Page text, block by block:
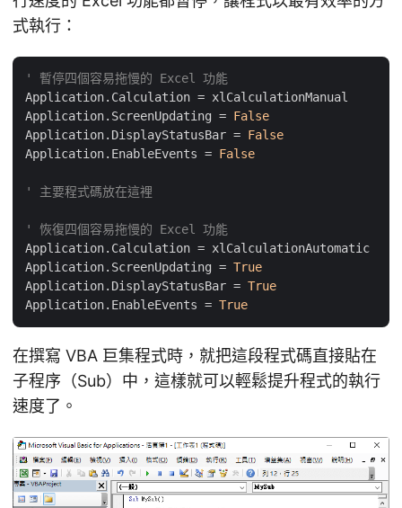
式執行：
' 暫停四個容易拖慢的 Excel 功能
Application.Calculation = xlCalculationManual
Application.ScreenUpdating = False
Application.DisplayStatusBar = False
Application.EnableEvents = False
' 主要程式碼放在這裡
' 恢復四個容易拖慢的 Excel 功能
Application.Calculation = xlCalculationAutomatic
Application.ScreenUpdating = True
Application.DisplayStatusBar = True
Application.EnableEvents = True
在撰寫 VBA 巨集程式時，就把這段程式碼直接貼在
子程序（Sub）中，這樣就可以輕鬆提升程式的執行
速度了。